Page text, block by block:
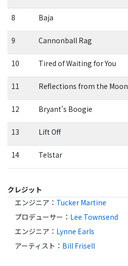
8 Baja
9 Cannonball Rag
10 Tired of Waiting for You
11 Reflections from the Moon
12 Bryant's Boogie
13 Lift Off
14 Telstar
クレジット
エンジニア ： Tucker Martine
プロデューサー ： Lee Townsend
エンジニア ： Lynne Earls
アーティスト ： Bill Frisell